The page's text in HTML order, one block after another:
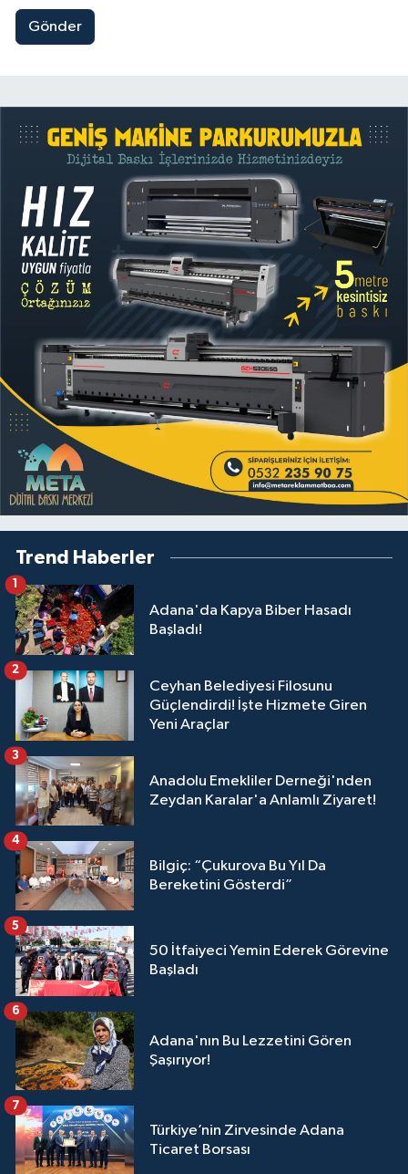
Gönder
Trend Haberler
Adana'da Kapya Biber Hasadı
Başladı!
Ceyhan Belediyesi Filosunu
Güçlendirdi! İşte Hizmete Giren
Yeni Araçlar
2
Anadolu Emekliler Derneği'nden
Zeydan Karalar'a Anlamlı Ziyaret!
3
Bilgiç: “Çukurova Bu Yıl Da
Bereketini Gösterdi”
4
50 İtfaiyeci Yemin Ederek Görevine
Başladı
5
Adana'nın Bu Lezzetini Gören
Şaşırıyor!
6
Türkiye’nin Zirvesinde Adana
Ticaret Borsası
7